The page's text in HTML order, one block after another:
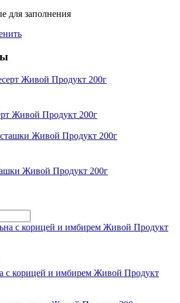
для заполнения
Живой Продукт 200г
Живой Продукт 200г
с корицей и имбирем Живой Продукт